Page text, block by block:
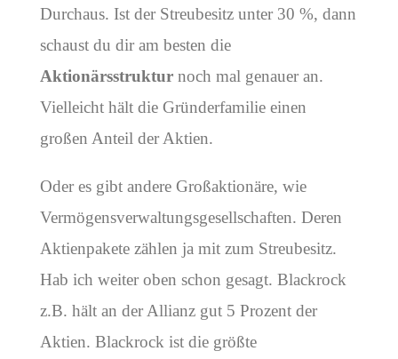
Durchaus. Ist der Streubesitz unter 30 %, dann
schaust du dir am besten die
Aktionärsstrukturnoch mal genauer an.
Vielleicht hält die Gründerfamilie einen
großen Anteil der Aktien.
Oder es gibt andere Großaktionäre, wie
Vermögensverwaltungsgesellschaften. Deren
Aktienpakete zählen ja mit zum Streubesitz.
Hab ich weiter oben schon gesagt. Blackrock
z.B. hält an der Allianz gut 5 Prozent der
Aktien. Blackrock ist die größte